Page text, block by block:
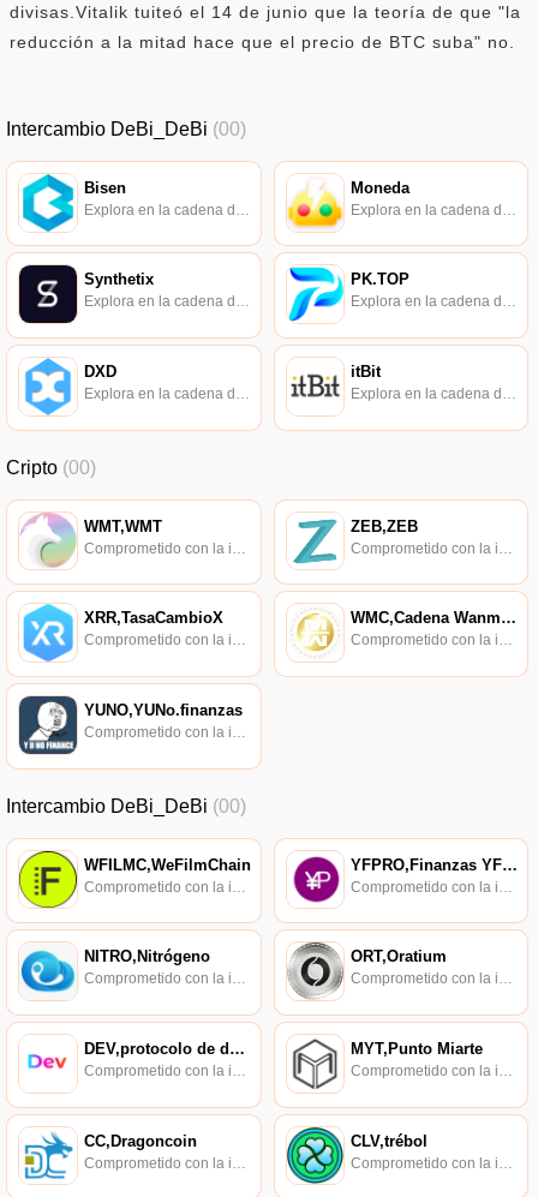
divisas.Vitalik tuiteó el 14 de junio que la teoría de que "la
reducción a la mitad hace que el precio de BTC suba" no.
Intercambio DeBi_DeBi (00)
Bisen Moneda
Synthetix
Explora en la cadena de bloques.
PK.TOP
Explora en la cadena de bloques.
DXD
Explora en la cadena de bloques.
itBit
Explora en la cadena de bloques.
Cripto (00)
WMT,WMT ZEB,ZEB
XRR,TasaCambioX
Comprometido con la investigación de políticas en los campos de las nuevas finanzas, las finanzas internacionales y los mercados financieros.
WMC,Cadena Wanmei,Cadena WM
Comprometido con la investigación de políticas en los campos de las nuevas finanzas, las finanzas internacionales y los mercados financieros.
YUNO,YUNo.finanzas
Comprometido con la investigación de políticas en los campos de las nuevas finanzas, las finanzas internacionales y los mercados financieros.
Intercambio DeBi_DeBi (00)
WFILMC,WeFilmChain YFPRO,Finanzas YFPRO
NITRO,Nitrógeno
Comprometido con la investigación de políticas en los campos de las nuevas finanzas, las finanzas internacionales y los mercados financieros.
ORT,Oratium
Comprometido con la investigación de políticas en los campos de las nuevas finanzas, las finanzas internacionales y los mercados financieros.
DEV,protocolo de desarrollo
Comprometido con la investigación de políticas en los campos de las nuevas finanzas, las finanzas internacionales y los mercados financieros.
MYT,Punto Miarte
Comprometido con la investigación de políticas en los campos de las nuevas finanzas, las finanzas internacionales y los mercados financieros.
CC,Dragoncoin CLV,trébol